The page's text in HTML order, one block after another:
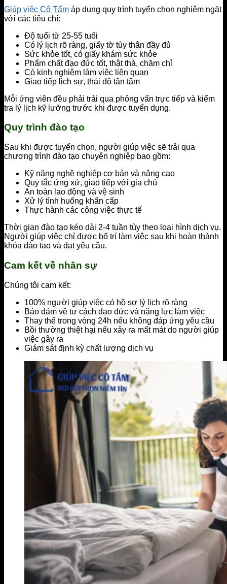
Giúp việc Cô Tấm áp dụng quy trình tuyển chọn nghiêm ngặt
với các tiêu chí:
Độ tuổi từ 25-55 tuổi
Có lý lịch rõ ràng, giấy tờ tùy thân đầy đủ
Sức khỏe tốt, có giấy khám sức khỏe
Phẩm chất đạo đức tốt, thật thà, chăm chỉ
Có kinh nghiệm làm việc liên quan
Giao tiếp lịch sự, thái độ tận tâm
Mỗi ứng viên đều phải trải qua phỏng vấn trực tiếp và kiểm
tra lý lịch kỹ lưỡng trước khi được tuyển dụng.
Quy trình đào tạo
Sau khi được tuyển chọn, người giúp việc sẽ trải qua
chương trình đào tạo chuyên nghiệp bao gồm:
Kỹ năng nghề nghiệp cơ bản và nâng cao
Quy tắc ứng xử, giao tiếp với gia chủ
An toàn lao động và vệ sinh
Xử lý tình huống khẩn cấp
Thực hành các công việc thực tế
Thời gian đào tạo kéo dài 2-4 tuần tùy theo loại hình dịch vụ.
Người giúp việc chỉ được bố trí làm việc sau khi hoàn thành
khóa đào tạo và đạt yêu cầu.
Cam kết về nhân sự
Chúng tôi cam kết:
100% người giúp việc có hồ sơ lý lịch rõ ràng
Bảo đảm về tư cách đạo đức và năng lực làm việc
Thay thế trong vòng 24h nếu không đáp ứng yêu cầu
Bồi thường thiệt hại nếu xảy ra mất mát do người giúp
việc gây ra
Giám sát định kỳ chất lượng dịch vụ